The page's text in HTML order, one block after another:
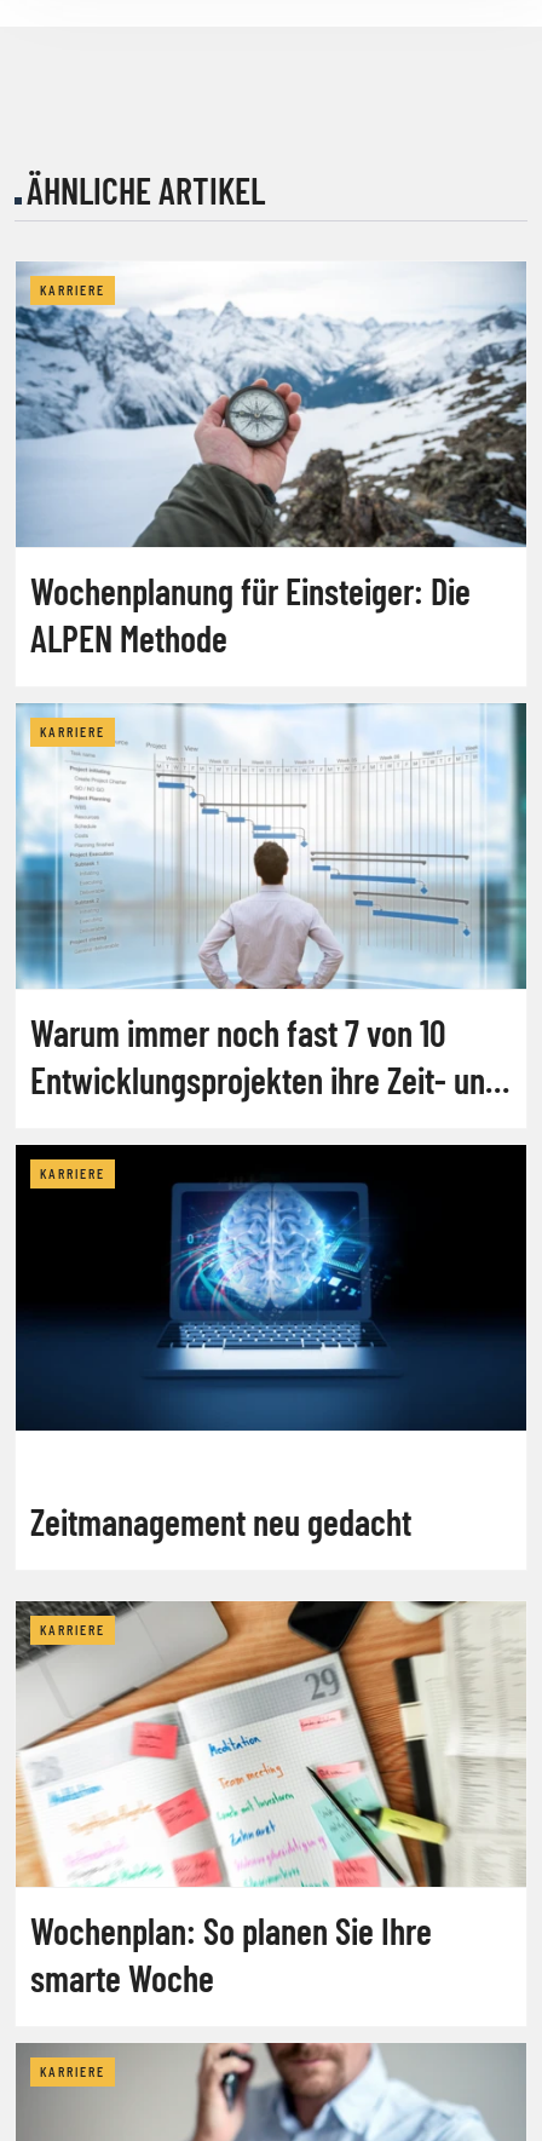
ÄHNLICHE ARTIKEL
KARRIERE
Wochenplanung für Einsteiger: Die
ALPEN Methode
KARRIERE
Warum immer noch fast 7 von 10
Entwicklungsprojekten ihre Zeit- und
KARRIERE
Zeitmanagement neu gedacht
KARRIERE
Wochenplan: So planen Sie Ihre
smarte Woche
KARRIERE